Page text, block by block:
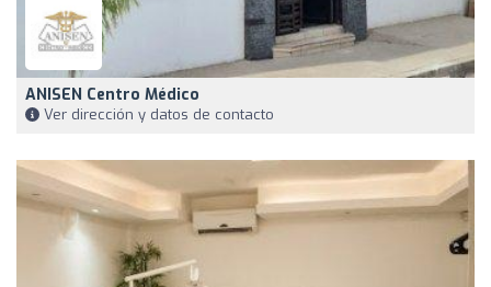
ANISEN Centro Médico
Ver dirección y datos de contacto